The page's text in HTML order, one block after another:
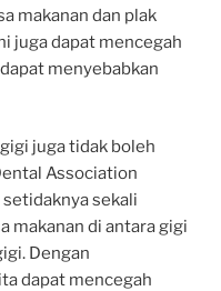
makanan dan plak
juga dapat mencegah
menyebabkan
juga tidak boleh
Association
setidaknya sekali
makanan di antara gigi
Dengan
dapat mencegah